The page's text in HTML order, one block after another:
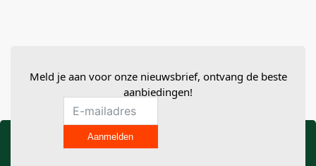
Je waardering*
Je beoordeling*
Meld je aan voor onze nieuwsbrief, ontvang de beste
aanbiedingen!
Aanmelden